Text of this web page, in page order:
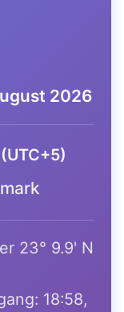
2026
23° 9.9' N
18:58,